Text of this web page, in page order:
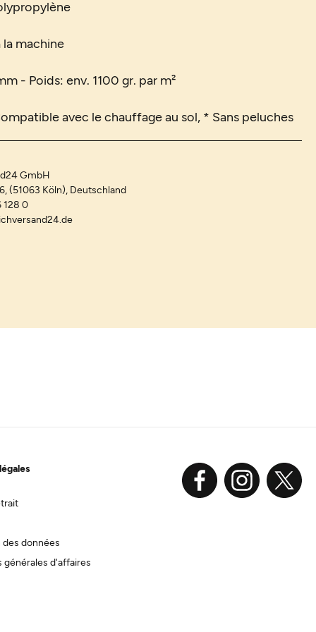
la machine
- Poids: env. 1100 gr. par m²
avec le chauffage au sol, * Sans peluches
GmbH
(51063 Köln), Deutschland
128 0
données
générales d'affaires